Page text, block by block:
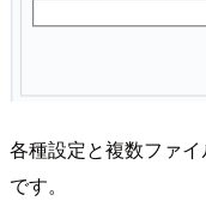
各種設定と複数ファ
です。